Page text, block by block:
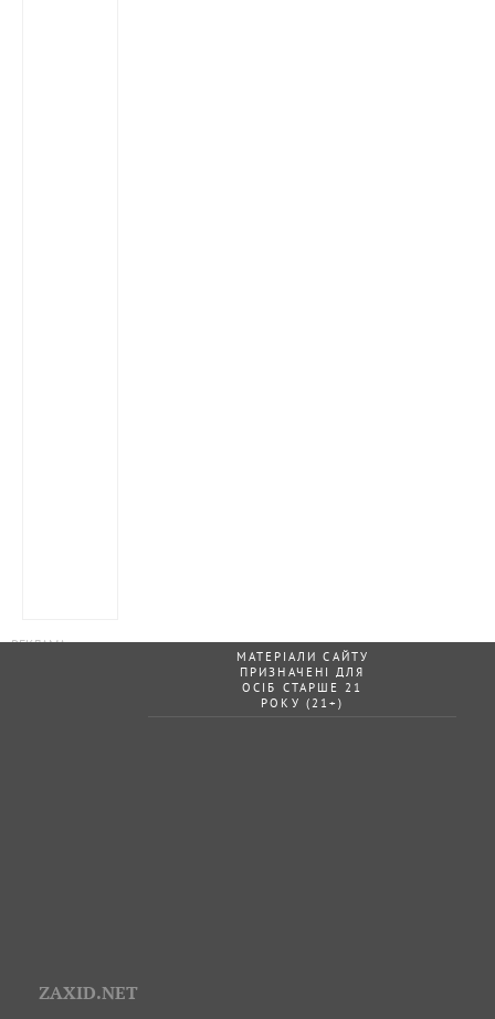
МАТЕРІАЛИ САЙТУ
ПРИЗНАЧЕНІ ДЛЯ
ОСІБ СТАРШЕ 21
РОКУ (21+)
ZAXID.NET